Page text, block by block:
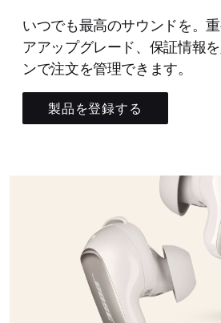
いつでも最高のサウンドを。
アアップグレード、保証情報
ンで注文を管理できます。
製品を登録する